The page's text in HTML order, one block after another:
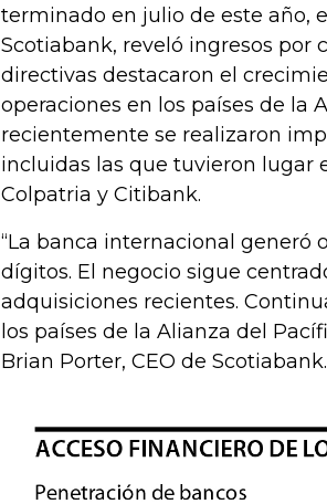
terminado en julio de este año,
Scotiabank, reveló ingresos por
directivas destacaron el
operaciones en los países de la
recientemente se realizaron
incluidas las que tuvieron lugar
Colpatria y Citibank.
“La banca internacional
dígitos. El negocio sigue
adquisiciones recientes.
los países de la Alianza del
Brian Porter, CEO de Scotiabank.